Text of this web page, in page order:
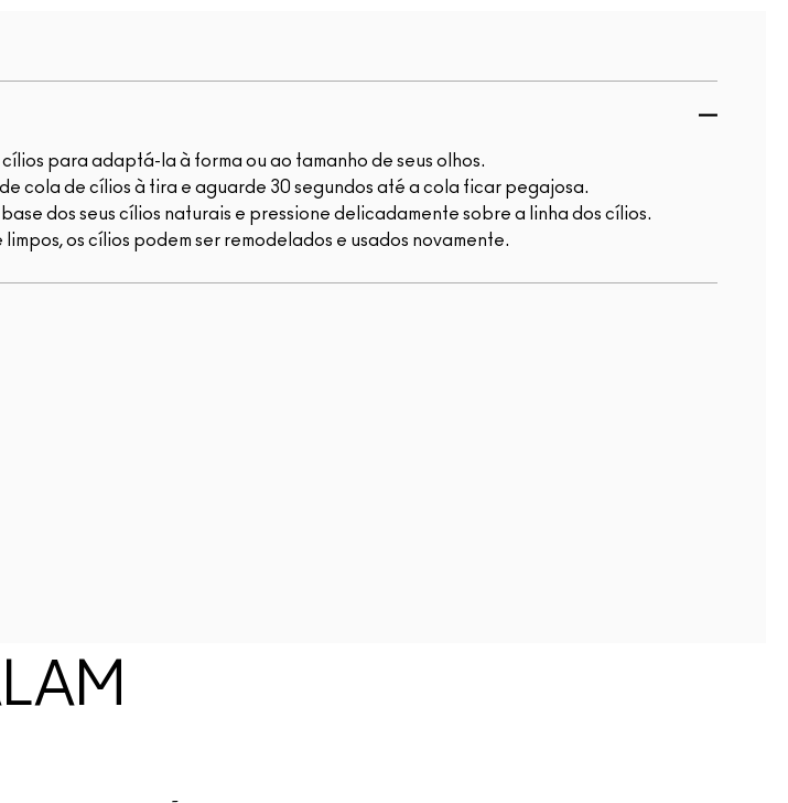
para adaptá-la à forma ou ao tamanho de seus olhos.
cola de cílios à tira e aguarde 30 segundos até a cola ficar pegajosa.
dos seus cílios naturais e pressione delicadamente sobre a linha dos cílios.
limpos, os cílios podem ser remodelados e usados novamente.